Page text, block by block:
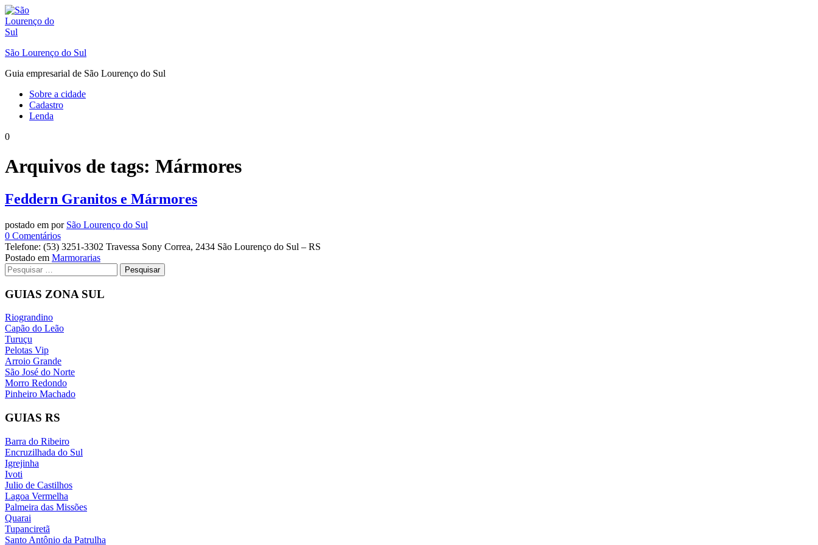
Ir
para
o
São Lourenço do Sul
Guia empresarial de São Lourenço do Sul
Sobre a cidade
Cadastro
Lenda
0
Arquivos de tags: Mármores
Feddern Granitos e Mármores
postado em por São Lourenço do Sul
0 Comentáriosem
Feddern
Granitos
Mármores
Telefone: (53) 3251-3302 Travessa Sony Correa, 2434 São Lourenço do Sul – RS
Postado em Marmorarias
Navegação
de
postagens
Pesquisar
por:
GUIAS ZONA SUL
Riograndino
Capão do Leão
Turuçu
Pelotas Vip
Arroio Grande
São José do Norte
Morro Redondo
Pinheiro Machado
GUIAS RS
Barra do Ribeiro
Encruzilhada do Sul
Igrejinha
Ivoti
Julio de Castilhos
Lagoa Vermelha
Palmeira das Missões
Quarai
Tupanciretã
Santo Antônio da Patrulha